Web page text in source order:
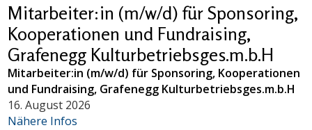
Mitarbeiter:in (m/w/d) für Sponsoring,
Kooperationen und Fundraising,
Grafenegg Kulturbetriebsges.m.b.H
Mitarbeiter:in (m/w/d) für Sponsoring, Kooperationen
und Fundraising, Grafenegg Kulturbetriebsges.m.b.H
16. August 2026
Nähere Infos